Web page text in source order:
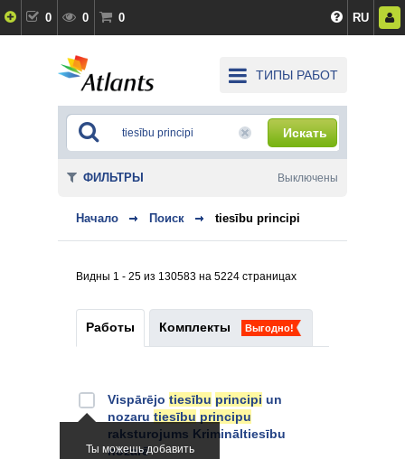
0 0 0 RU
ТИПЫ РАБОТ
Искать
Начало Поиск tiesību principi
Видны 1 - 25 из 130583 на 5224 страницах
Работы Комплекты Выгодно!
Ты можешь добавить
Vispārējo tiesību principi un
nozaru tiesību principu
raksturojums Krimināltiesību
nozarē
ФИЛЬТРЫ Выключены